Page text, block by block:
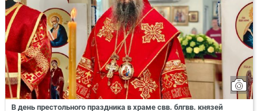
В день престольного праздника в храме свв. блгвв. князей